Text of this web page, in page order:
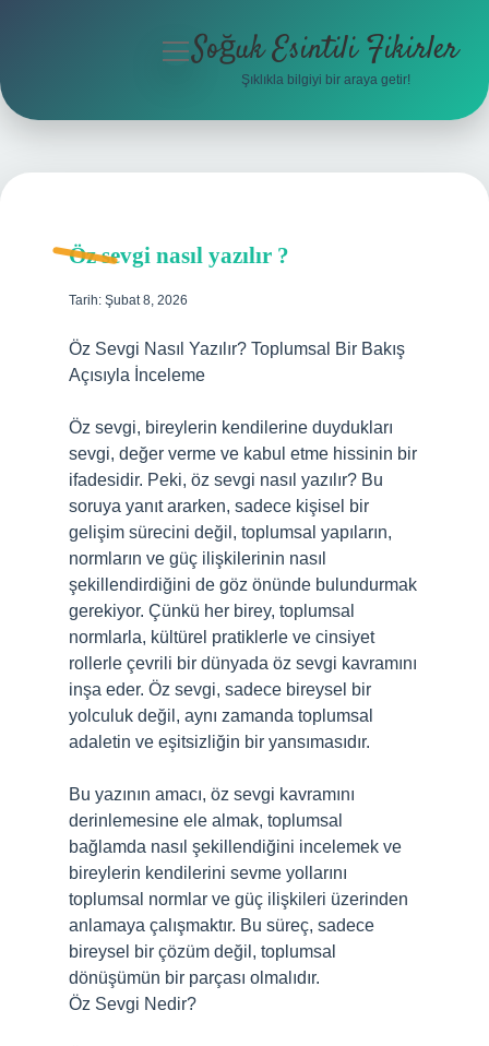
Hakkımızda
menüyü
Soğuk Esintili Fikirler
Şıklıkla bilgiyi bir araya getir!
Öz sevgi nasıl yazılır ?
Tarih: Şubat 8, 2026
Öz Sevgi Nasıl Yazılır? Toplumsal Bir Bakış
Açısıyla İnceleme
Öz sevgi, bireylerin kendilerine duydukları
sevgi, değer verme ve kabul etme hissinin bir
ifadesidir. Peki, öz sevgi nasıl yazılır? Bu
soruya yanıt ararken, sadece kişisel bir
gelişim sürecini değil, toplumsal yapıların,
normların ve güç ilişkilerinin nasıl
şekillendirdiğini de göz önünde bulundurmak
gerekiyor. Çünkü her birey, toplumsal
normlarla, kültürel pratiklerle ve cinsiyet
rollerle çevrili bir dünyada öz sevgi kavramını
inşa eder. Öz sevgi, sadece bireysel bir
yolculuk değil, aynı zamanda toplumsal
adaletin ve eşitsizliğin bir yansımasıdır.
Bu yazının amacı, öz sevgi kavramını
derinlemesine ele almak, toplumsal
bağlamda nasıl şekillendiğini incelemek ve
bireylerin kendilerini sevme yollarını
toplumsal normlar ve güç ilişkileri üzerinden
anlamaya çalışmaktır. Bu süreç, sadece
bireysel bir çözüm değil, toplumsal
dönüşümün bir parçası olmalıdır.
Öz Sevgi Nedir?